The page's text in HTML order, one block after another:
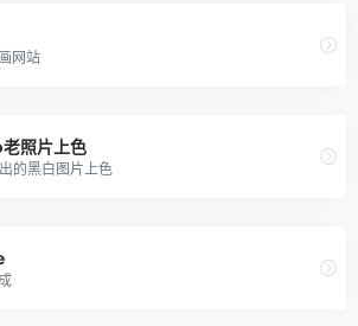
网站
照片上色
的黑白图片上色